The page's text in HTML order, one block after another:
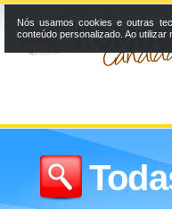
Nós usamos cookies e outras
conteúdo personalizado. Ao